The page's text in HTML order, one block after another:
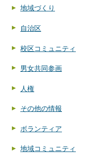
地域づくり
自治区
校区コミュニティ
男女共同参画
人権
その他の情報
ボランティア
地域コミュニティ